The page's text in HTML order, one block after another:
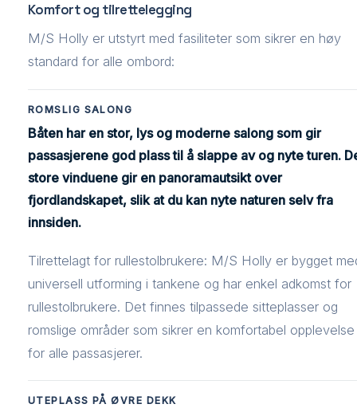
Komfort og tilrettelegging
M/S Holly er utstyrt med fasiliteter som sikrer en høy
standard for alle ombord:
ROMSLIG SALONG
Båten har en stor, lys og moderne salong som gir
passasjerene god plass til å slappe av og nyte turen.
store vinduene gir en panoramautsikt over
fjordlandskapet, slik at du kan nyte naturen selv fra
innsiden.
Tilrettelagt for rullestolbrukere: M/S Holly er bygget
universell utforming i tankene og har enkel adkomst for
rullestolbrukere. Det finnes tilpassede sitteplasser og
romslige områder som sikrer en komfortabel opplevelse
for alle passasjerer.
UTEPLASS PÅ ØVRE DEKK